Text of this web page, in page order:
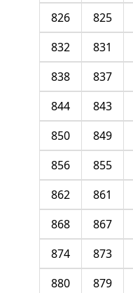
825
826
831
832
837
838
843
844
849
850
855
856
861
862
867
868
873
874
879
880